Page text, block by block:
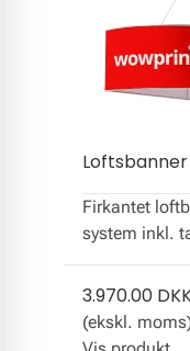
Firkantet
system inkl.
3.970.00
(ekskl.